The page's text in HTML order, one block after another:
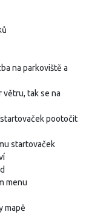
na parkoviště a
větru, tak se na
startovaček pootočit
startovaček
menu
mapě